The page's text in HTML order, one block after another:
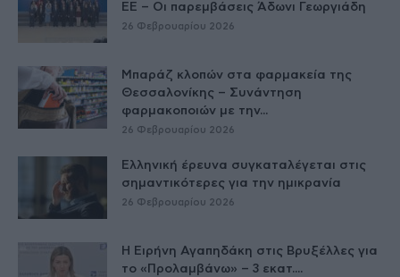
ΕE – Οι παρεμβάσεις Άδωνι Γεωργιάδη
26 Φεβρουαρίου 2026
Μπαράζ κλοπών στα φαρμακεία της
Θεσσαλονίκης – Συνάντηση
φαρμακοποιών με την...
26 Φεβρουαρίου 2026
Ελληνική έρευνα συγκαταλέγεται στις
σημαντικότερες για την ημικρανία
26 Φεβρουαρίου 2026
Η Ειρήνη Αγαπηδάκη στις Βρυξέλλες για
το «Προλαμβάνω» – 3 εκατ....